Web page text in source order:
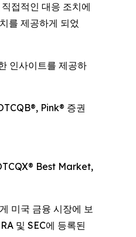
접적인 대응 조치에
를 제공하게 되었
인사이트를 제공하
Pink® 증권
Best Market,
미국 금융 시장에 보
및 SEC에 등록된